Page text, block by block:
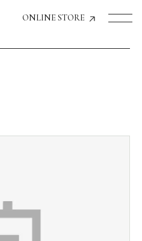
ONLINE STORE
お客様
活用方法